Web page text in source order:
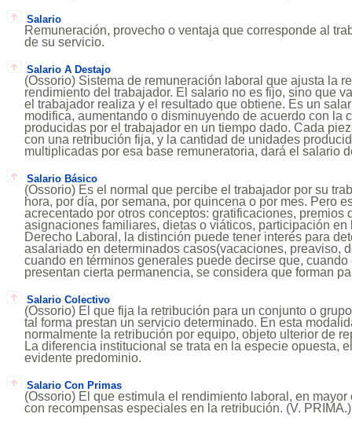
Salario
Remuneración, provecho o ventaja que corresponde al
de su servicio.
Salario A Destajo
(Ossorio) Sistema de remuneración laboral que ajusta la
rendimiento del trabajador. El salario no es fijo, sino que
el trabajador realiza y el resultado que obtiene. Es un
modifica, aumentando o disminuyendo de acuerdo con la
producidas por el trabajador en un tiempo dado. Cada
con una retribución fija, y la cantidad de unidades
multiplicadas por esa base remuneratoria, dará el salario
Salario Básico
(Ossorio) Es el normal que percibe el trabajador por su
hora, por día, por semana, por quincena o por mes. Pero
acrecentado por otros conceptos: gratificaciones, premios
asignaciones familiares, dietas o viáticos, participación en
Derecho Laboral, la distinción puede tener interés para
asalariado en determinados casos(vacaciones, preaviso,
cuando en términos generales puede decirse que,
presentan cierta permanencia, se considera que forman
Salario Colectivo
(Ossorio) El que fija la retribución para un conjunto o
tal forma prestan un servicio determinado. En esta
normalmente la retribución por equipo, objeto ulterior de
La diferencia institucional se trata en la especie opuesta,
evidente predominio.
Salario Con Primas
(Ossorio) El que estimula el rendimiento laboral, en
con recompensas especiales en la retribución. (V. PRIMA.)